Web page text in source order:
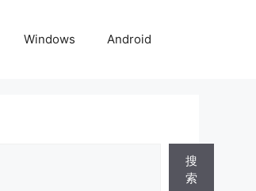
Windows Android
搜
索